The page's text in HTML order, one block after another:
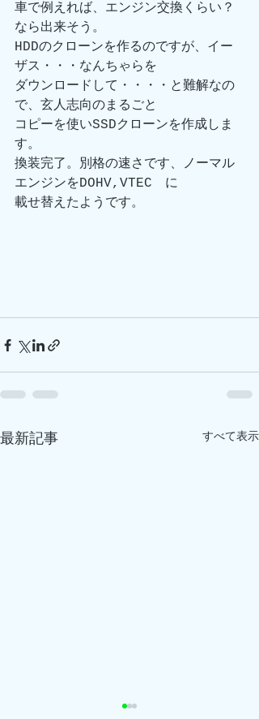
車で例えれば、エンジン交換くらい？
なら出来そう。
HDDのクローンを作るのですが、イー
ザス・・・なんちゃらを
ダウンロードして・・・・と難解なの
で、玄人志向のまるごと
コピーを使いSSDクローンを作成しま
す。
換装完了。別格の速さです、ノーマル
エンジンをDOHV,VTEC　に
載せ替えたようです。
最新記事 すべて表示